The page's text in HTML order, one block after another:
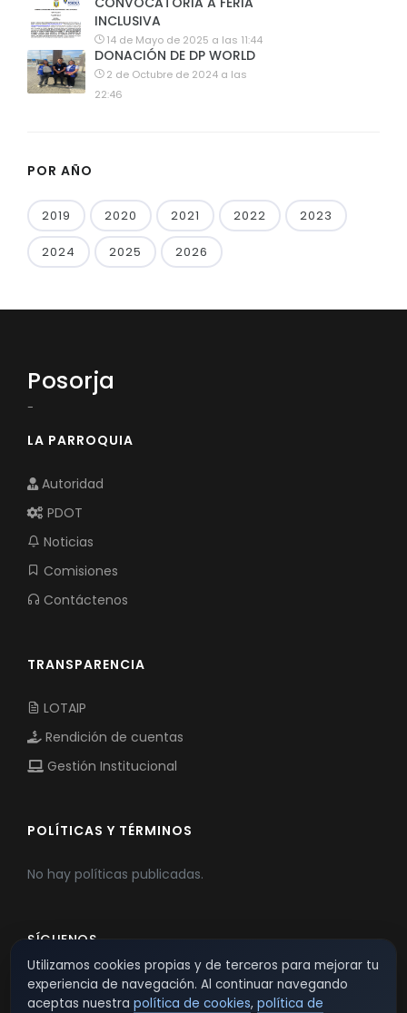
INCLUSIVA
14 de Mayo de 2025 a las 11:44
DONACIÓN DE DP WORLD
2 de Octubre de 2024 a las
22:46
POR AÑO
2019 2020 2021 2022 2023
2024 2025 2026
Posorja
-
LA PARROQUIA
Autoridad
PDOT
Noticias
Comisiones
Contáctenos
TRANSPARENCIA
LOTAIP
Rendición de cuentas
Gestión Institucional
POLÍTICAS Y TÉRMINOS
No hay políticas publicadas.
SÍGUENOS
Utilizamos cookies propias y de terceros para mejorar tu
experiencia de navegación. Al continuar navegando
aceptas nuestra política de cookies, política de